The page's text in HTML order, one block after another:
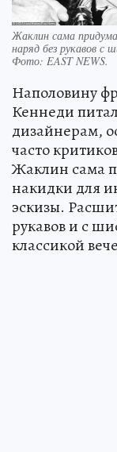
Жаклин сама
наряд без рукавов с
Фото: EAST NEWS.
Наполовину
Кеннеди
дизайнерам,
часто
Жаклин сама
накидки для
эскизы.
рукавов и с
классикой